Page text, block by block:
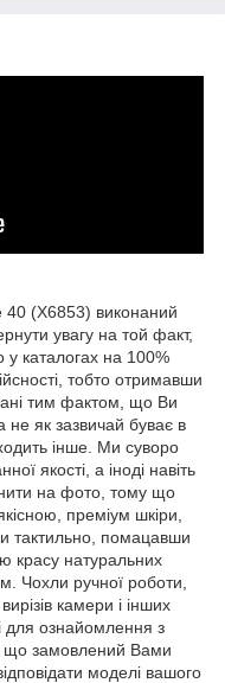
40 (X6853) виконаний
увагу на той факт,
каталогах на 100%
тобто отримавши
тим фактом, що Ви
як зазвичай буває в
інше. Ми суворо
якості, а іноді навіть
на фото, тому що
преміум шкіри,
тактильно, помацавши
красу натуральних
Чохли ручної роботи,
камери і інших
для ознайомлення з
що замовлений Вами
моделі вашого